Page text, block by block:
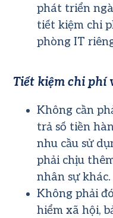
phát triển
tiết kiệm chi
phòng IT
Tiết kiệm chi phí
Không cần
trả số tiền
nhu cầu sử
phải chịu
nhân sự khác.
Không phải
hiểm xã hội,